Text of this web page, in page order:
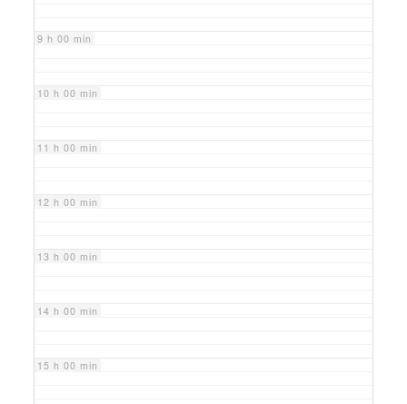
9 h 00 min
10 h 00 min
11 h 00 min
12 h 00 min
13 h 00 min
14 h 00 min
15 h 00 min